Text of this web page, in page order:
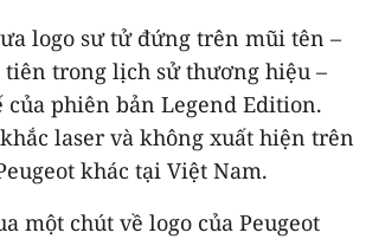
logo sư tử đứng trên mũi tên –
trong lịch sử thương hiệu –
của phiên bản Legend Edition.
laser và không xuất hiện trên
khác tại Việt Nam.
một chút về logo của Peugeot